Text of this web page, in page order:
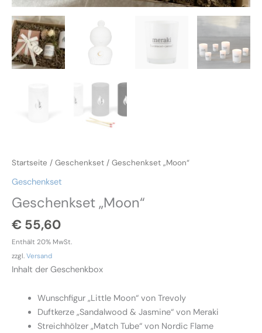
Startseite / Geschenkset / Geschenkset „Moon“
Geschenkset
Geschenkset „Moon“
€ 55,60
Enthält 20% MwSt.
zzgl.Versand
Inhalt der Geschenkbox
Wunschfigur „Little Moon“ von Trevoly
Duftkerze „Sandalwood & Jasmine“ von Meraki
Streichhölzer „Match Tube“ von Nordic Flame